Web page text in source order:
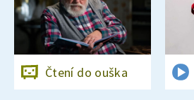
Čtení do ouška